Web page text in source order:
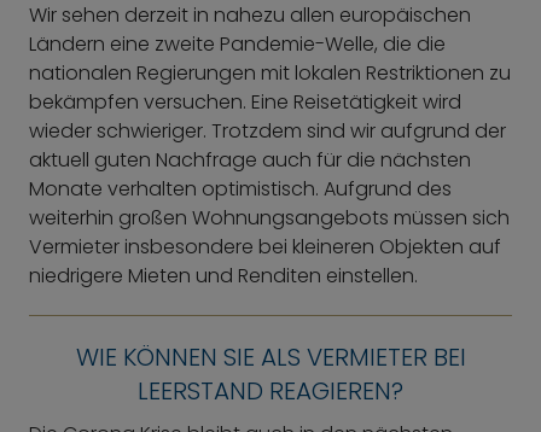
Wir sehen derzeit in nahezu allen europäischen
Ländern eine zweite Pandemie-Welle, die die
nationalen Regierungen mit lokalen Restriktionen zu
bekämpfen versuchen. Eine Reisetätigkeit wird
wieder schwieriger. Trotzdem sind wir aufgrund der
aktuell guten Nachfrage auch für die nächsten
Monate verhalten optimistisch. Aufgrund des
weiterhin großen Wohnungsangebots müssen sich
Vermieter insbesondere bei kleineren Objekten auf
niedrigere Mieten und Renditen einstellen.
WIE KÖNNEN SIE ALS VERMIETER BEI
LEERSTAND REAGIEREN?